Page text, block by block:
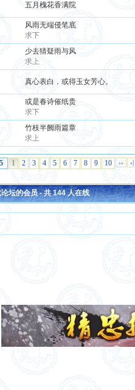
五月槐花香满院
风雨无端侵笔底
求下
少去猜疑雨与风
求上
真心表白，或得玉女芳心。
或是春诗催纸贵
求下
竹枝半阙雨篇章
求上
1 2 3 4 5 6 7 8 9 10 ›› ›|
坛的会员 - 共144人在线